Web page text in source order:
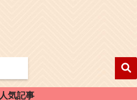
気記事